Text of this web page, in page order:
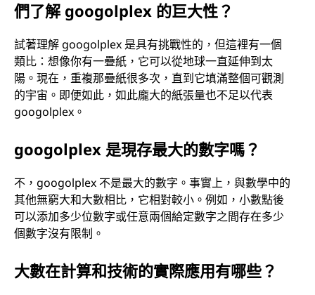
們了解 googolplex 的巨大性？
試著理解 googolplex 是具有挑戰性的，但這裡有一個
類比：想像你有一疊紙，它可以從地球一直延伸到太
陽。現在，重複那疊紙很多次，直到它填滿整個可觀測
的宇宙。即便如此，如此龐大的紙張量也不足以代表
googolplex。
googolplex 是現存最大的數字嗎？
不，googolplex 不是最大的數字。事實上，與數學中的
其他無窮大和大數相比，它相對較小。例如，小數點後
可以添加多少位數字或任意兩個給定數字之間存在多少
個數字沒有限制。
大數在計算和技術的實際應用有哪些？